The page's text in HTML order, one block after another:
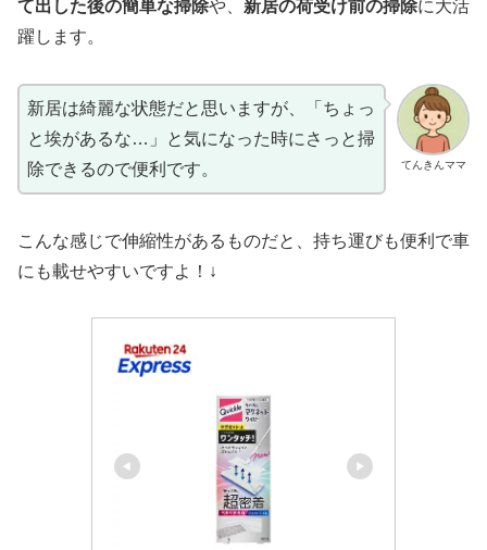
て出した後の簡単な掃除や、 新居の荷受け前の掃除に大活
躍します。
てんきんママ
新居は綺麗な状態だと思いますが、「ちょっ
と埃があるな…」と気になった時にさっと掃
除できるので便利です。
こんな感じで伸縮性があるものだと、持ち運びも便利で車
にも載せやすいですよ！↓